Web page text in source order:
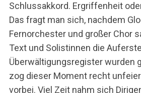
Schlussakkord. Ergriffenheit
Das fragt man sich, nachdem
Fernorchester und großer Chor
Text und Solistinnen die
Überwältigungsregister wurden
zog dieser Moment recht
vorbei. Viel Zeit nahm sich